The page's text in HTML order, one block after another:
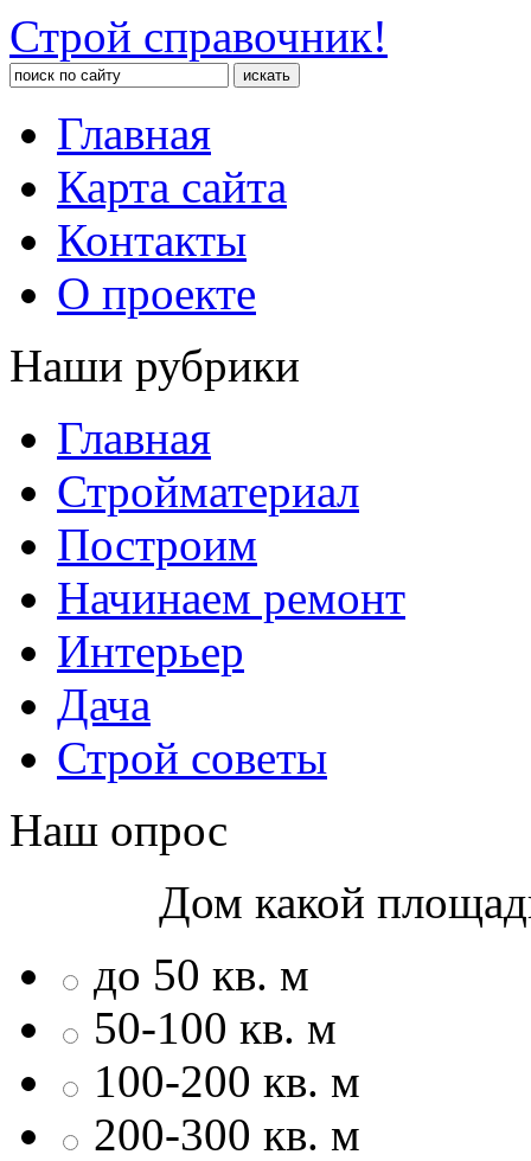
Строй справочник!
Главная
Карта сайта
Контакты
О проекте
Наши рубрики
Главная
Стройматериал
Построим
Начинаем ремонт
Интерьер
Дача
Строй советы
Наш опрос
Дом какой
до 50 кв. м
50-100 кв. м
100-200 кв. м
200-300 кв. м